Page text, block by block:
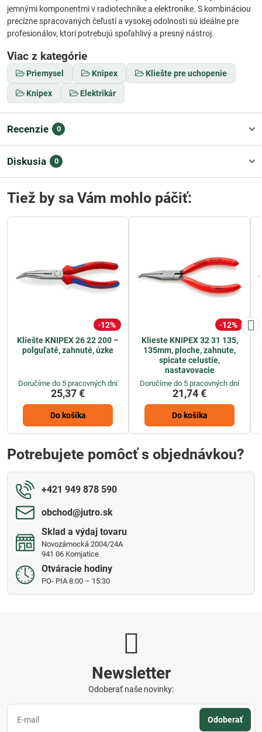
jemnými komponentmi v radiotechnike a elektronike. S kombináciou
precízne spracovaných čeľustí a vysokej odolnosti sú ideálne pre
profesionálov, ktorí potrebujú spoľahlivý a presný nástroj.
Viac z kategórie
Priemysel Knipex Kliešte pre uchopenie
Knipex Elektrikár
Recenzie 0
Diskusia 0
Tiež by sa Vám mohlo páčiť:
12%
Kliešte KNIPEX 26 22 200 –
polguľaté, zahnuté, úzke
Doručíme do 5 pracovných dní
25,37 €
Do košíka
12%
Klieste KNIPEX 32 31 135,
135mm, ploche, zahnute,
spicate celustie,
nastavovacie
Doručíme do 5 pracovných dní
21,74 €
Do košíka
Potrebujete pomôcť s objednávkou?
+421 949 878 590
obchod​@jutro​.sk
Sklad a výdaj tovaru
Novozámocká 2004/24A
941 06 Komjatice
Otváracie hodiny
PO- PIA 8:00 – 15:30
Newsletter
Odoberať naše novinky:
Odoberať